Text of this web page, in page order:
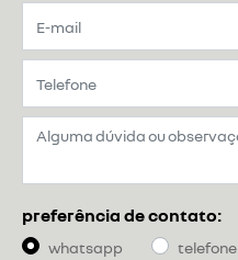
preferência de contato:
whatsapp telefone